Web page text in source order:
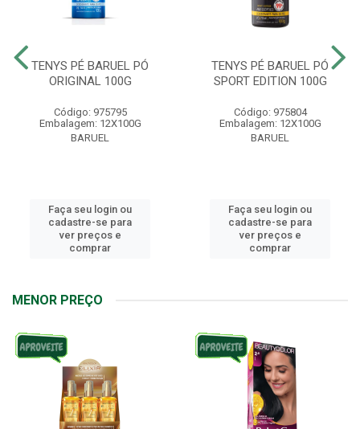
TENYS PÉ BARUEL PÓ
ORIGINAL 100G
Código: 975795
Embalagem: 12X100G
BARUEL
Faça seu login ou
cadastre-se para
ver preços e
comprar
TENYS PÉ BARUEL PÓ
SPORT EDITION 100G
Código: 975804
Embalagem: 12X100G
BARUEL
Faça seu login ou
cadastre-se para
ver preços e
comprar
MENOR PREÇO